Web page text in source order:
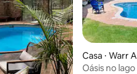
avaliações
Casa ⋅ Warr
Oásis no